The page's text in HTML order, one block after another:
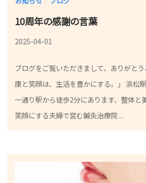
10周年の感謝の言葉
2025-04-01
院
長
小
ブログをご覧いただきまして、ありがと
康と笑顔は、生活を豊かにする。」 浜松
一通り駅から徒歩2分にあります、整体と
笑顔にする夫婦で営む鍼灸治療院 ...